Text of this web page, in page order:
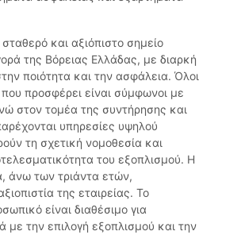
και αξιόπιστο σημείο
της Βόρειας Ελλάδας, με διαρκή
ποιότητα και την ασφάλεια. Όλοι
προσφέρει είναι σύμφωνοι με
στον τομέα της συντήρησης και
υπηρεσίες υψηλού
τη σχετική νομοθεσία και
του εξοπλισμού. Η
άνω των τριάντα ετών,
της εταιρείας. Το
είναι διαθέσιμο για
με την επιλογή εξοπλισμού και την